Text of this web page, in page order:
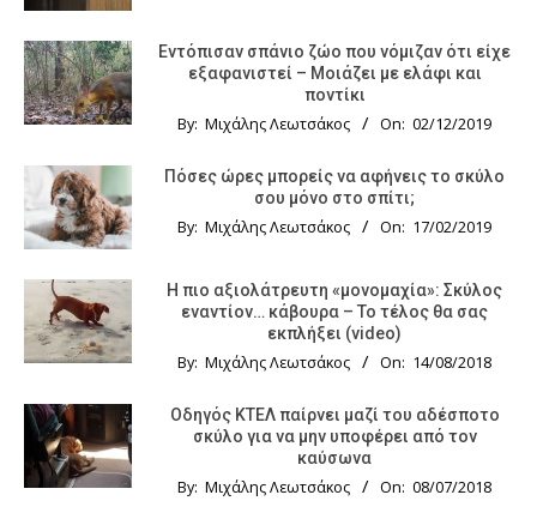
Εντόπισαν σπάνιο ζώο που νόμιζαν ότι είχε
εξαφανιστεί – Μοιάζει με ελάφι και
ποντίκι
By: Μιχάλης Λεωτσάκος On: 02/12/2019
Πόσες ώρες μπορείς να αφήνεις το σκύλο
σου μόνο στο σπίτι;
By: Μιχάλης Λεωτσάκος On: 17/02/2019
Η πιο αξιολάτρευτη «μονομαχία»: Σκύλος
εναντίον… κάβουρα – Το τέλος θα σας
εκπλήξει (video)
By: Μιχάλης Λεωτσάκος On: 14/08/2018
Οδηγός KTΕΛ παίρνει μαζί του αδέσποτο
σκύλο για να μην υποφέρει από τον
καύσωνα
By: Μιχάλης Λεωτσάκος On: 08/07/2018